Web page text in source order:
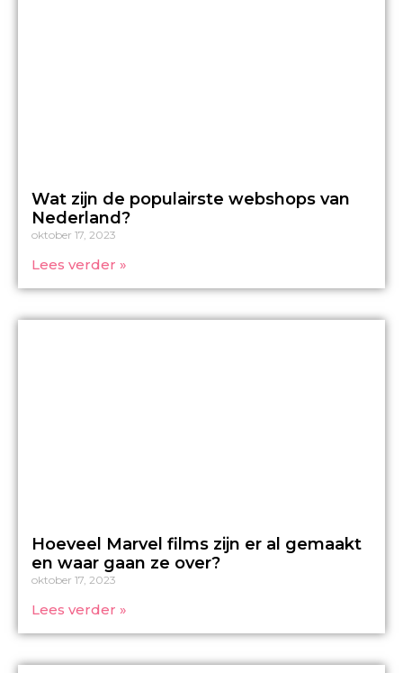
Wat zijn de populairste webshops van
Nederland?
oktober 17, 2023
Lees verder »
Hoeveel Marvel films zijn er al gemaakt
en waar gaan ze over?
oktober 17, 2023
Lees verder »